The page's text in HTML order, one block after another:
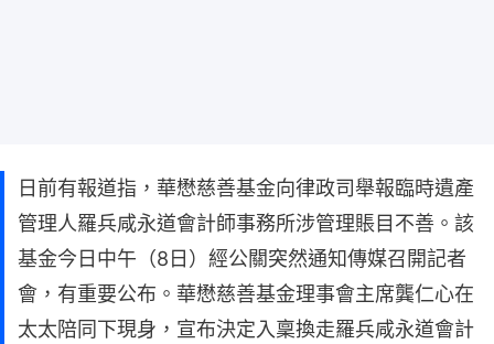
日前有報道指，華懋慈善基金向律政司舉報臨時遺產
管理人羅兵咸永道會計師事務所涉管理賬目不善。該
基金今日中午（8日）經公關突然通知傳媒召開記者
會，有重要公布。華懋慈善基金理事會主席龔仁心在
太太陪同下現身，宣布決定入稟換走羅兵咸永道會計